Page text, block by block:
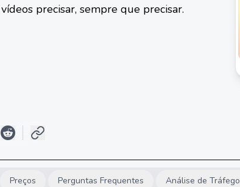
precisar, sempre que precisar.
Preços Perguntas Frequentes Análise de Tráfego